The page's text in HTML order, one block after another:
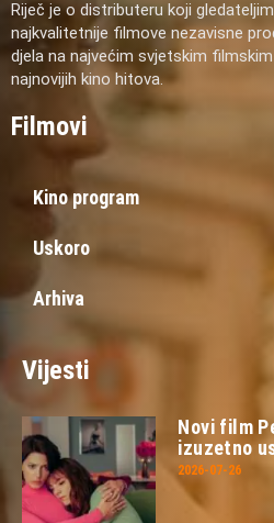
Riječ je o distributeru koji
najkvalitetnije filmove nezavisne
djela na najvećim svjetskim
najnovijih kino hitova.
Filmovi
Kino program
Uskoro
Arhiva
Vijesti
Novi film
izuzetno
2026-07-26